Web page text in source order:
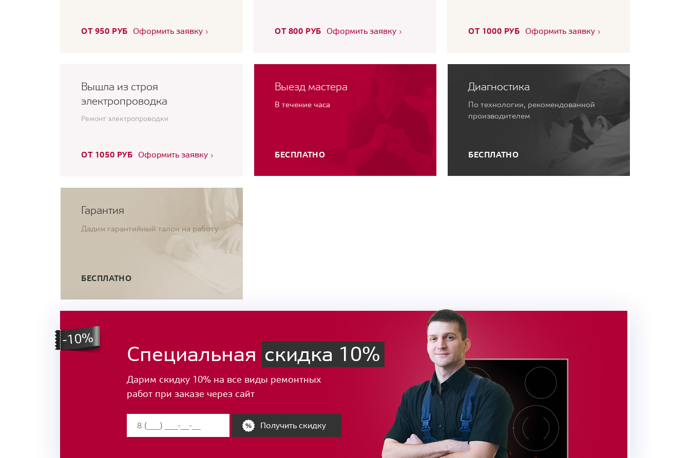
ОТ 950 РУБ Оформить заявку ОТ 800 РУБ Оформить заявку ОТ 1000 РУБ Оформить заявку
Вышла из строя
электропроводка
Ремонт электропроводки
ОТ 1050 РУБ Оформить заявку
Выезд мастера
В течение часа
БЕСПЛАТНО
Диагностика
По технологии, рекомендованной
производителем
БЕСПЛАТНО
Гарантия
Дадим гарантийный талон на работу
БЕСПЛАТНО
Специальная скидка 10%
Дарим скидку 10% на все виды ремонтных
работ при заказе через сайт
Получить скидку